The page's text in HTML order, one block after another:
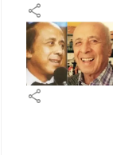
share
share